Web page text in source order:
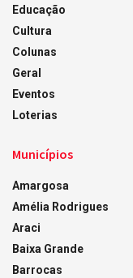
Educação
Cultura
Colunas
Geral
Eventos
Loterias
Municípios
Amargosa
Amélia Rodrigues
Araci
Baixa Grande
Barrocas